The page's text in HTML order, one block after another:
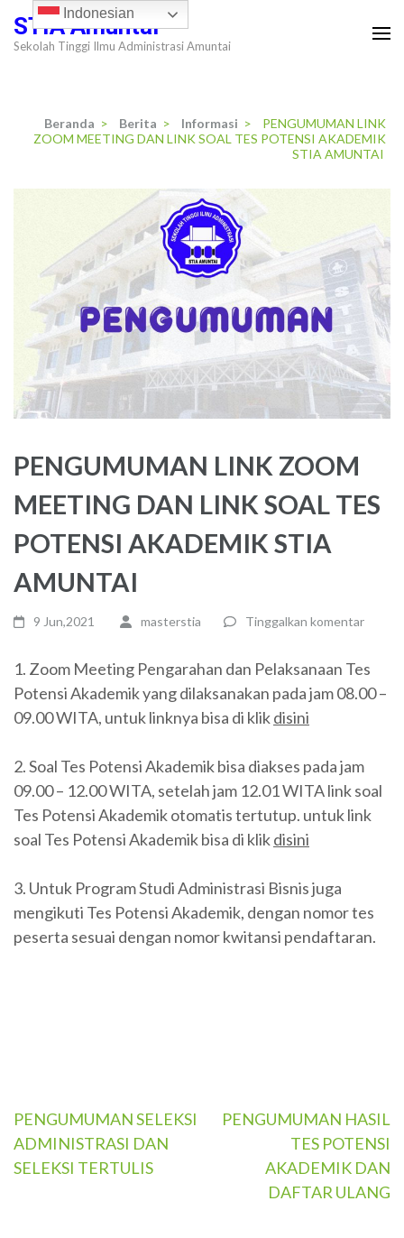
Lompat
keSTIA Amuntai
Sekolah Tinggi Ilmu Administrasi Amuntai
Beranda > Berita > Informasi >
PENGUMUMAN LINK
ZOOM MEETING DAN LINK SOAL TES POTENSI AKADEMIK
STIA AMUNTAI
PENGUMUMAN LINK ZOOM
MEETING DAN LINK SOAL TES
POTENSI AKADEMIK STIA
AMUNTAI
9 Jun,2021 masterstia Tinggalkan komentar
1. Zoom Meeting Pengarahan dan Pelaksanaan Tes
Potensi Akademik yang dilaksanakan pada jam 08.00 –
09.00 WITA, untuk linknya bisa di klikdisini
2. Soal Tes Potensi Akademik bisa diakses pada jam
09.00 – 12.00 WITA, setelah jam 12.01 WITA link soal
Tes Potensi Akademik otomatis tertutup. untuk link
soal Tes Potensi Akademik bisa di klikdisini
3. Untuk Program Studi Administrasi Bisnis juga
mengikuti Tes Potensi Akademik, dengan nomor tes
peserta sesuai dengan nomor kwitansi pendaftaran.
Navigasi
pos
PENGUMUMAN SELEKSI
ADMINISTRASI DAN
SELEKSI TERTULIS
PENGUMUMAN HASIL
TES POTENSI
AKADEMIK DAN
DAFTAR ULANG
Indonesian